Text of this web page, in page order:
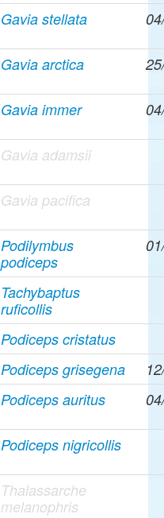
Gavia stellata
Gavia arctica
Gavia immer
Gavia adamsii
Gavia pacifica
Podilymbus
podiceps
Tachybaptus
ruficollis
Podiceps cristatus
Podiceps grisegena
Podiceps auritus
Podiceps nigricollis
Thalassarche
melanophris